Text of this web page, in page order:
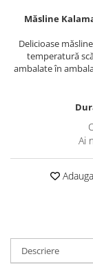
BACANIE
PRODUSE ECO /
PRODUSE
REMEDII
TOATE
Măsline
Delicioase
temperatură
ambalate în
Ai
Descriere